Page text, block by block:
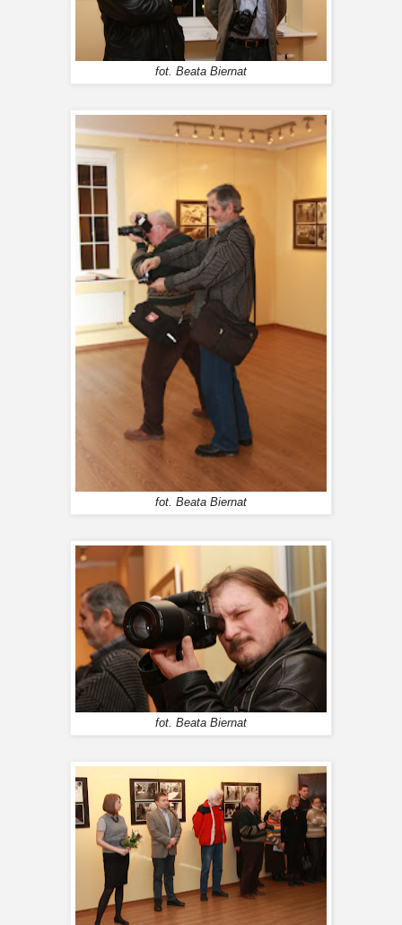
fot. Beata Biernat
fot. Beata Biernat
fot. Beata Biernat